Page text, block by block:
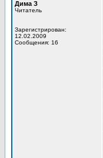
Дима З
Читатель
Зарегистрирован:
12.02.2009
Сообщения: 16